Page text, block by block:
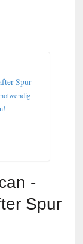
Spur –
-
Spur